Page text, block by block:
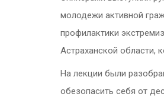
молодежи активной
профилактики
Астраханской области,
На лекции были
обезопасить себя от